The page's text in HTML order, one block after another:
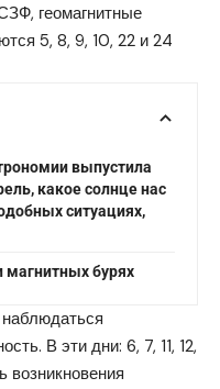
, геомагнитные
5, 8, 9, 10, 22 и 24
выпустила
какое солнце нас
ситуациях,
магнитных бурях
В эти дни: 6, 7, 11, 12,
возникновения